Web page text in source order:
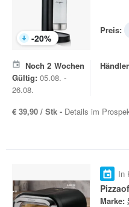
-20%
Preis:
Noch 2 Wochen
Gültig: 05.08. -
26.08.
€ 39,90 / Stk - Details im
In
Marke: